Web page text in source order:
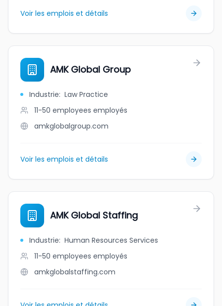
Voir les emplois et détails
AMK Global Group
Industrie: Law Practice
11-50 employees employés
amkglobalgroup.com
Voir les emplois et détails
AMK Global Staffing
Industrie: Human Resources Services
11-50 employees employés
amkglobalstaffing.com